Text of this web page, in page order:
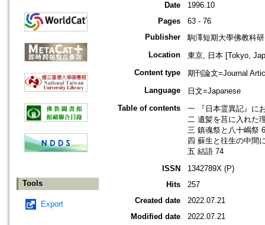
Tools
Export
Date
1996.10
Pages
63 - 76
Publisher
駒澤短期大學佛教科
Location
東京, 日本 [Tokyo,
Content type
期刊論文=Journal
Language
日文=Japanese
Table of contents
一 『日本霊異記』に
二 遺髪を莒に入れた
三 鎮魂祭と八十嶋祭
四 蘇生と往生の中間
五 結語 74
ISSN
1342789X (P)
Hits
257
Created date
2022.07.21
Modified date
2022.07.21